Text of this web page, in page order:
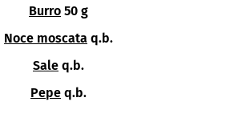
Burro 50 g
Noce moscata q.b.
Sale q.b.
Pepe q.b.